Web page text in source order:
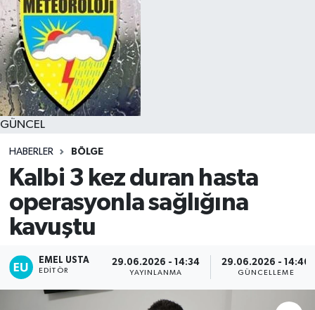
GÜNCEL
HABERLER BÖLGE
Kalbi 3 kez duran hasta
operasyonla sağlığına
kavuştu
EMEL USTA
EDITÖR
29.06.2026 - 14:34
YAYINLANMA
29.06.2026 - 14:40
GÜNCELLEME